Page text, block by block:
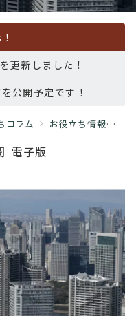
新しました！
公開予定です！
コラム お役立ち情報
電⼦版